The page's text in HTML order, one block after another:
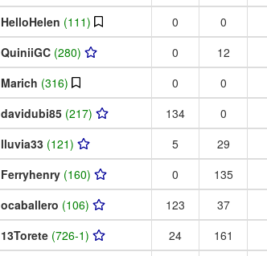
HelloHelen (111) 0 0
QuiniiGC (280) 0 12
Marich (316) 0 0
davidubi85 (217) 134 0
lluvia33 (121) 5 29
Ferryhenry (160) 0 135
ocaballero (106) 123 37
13Torete (726-1) 24 161